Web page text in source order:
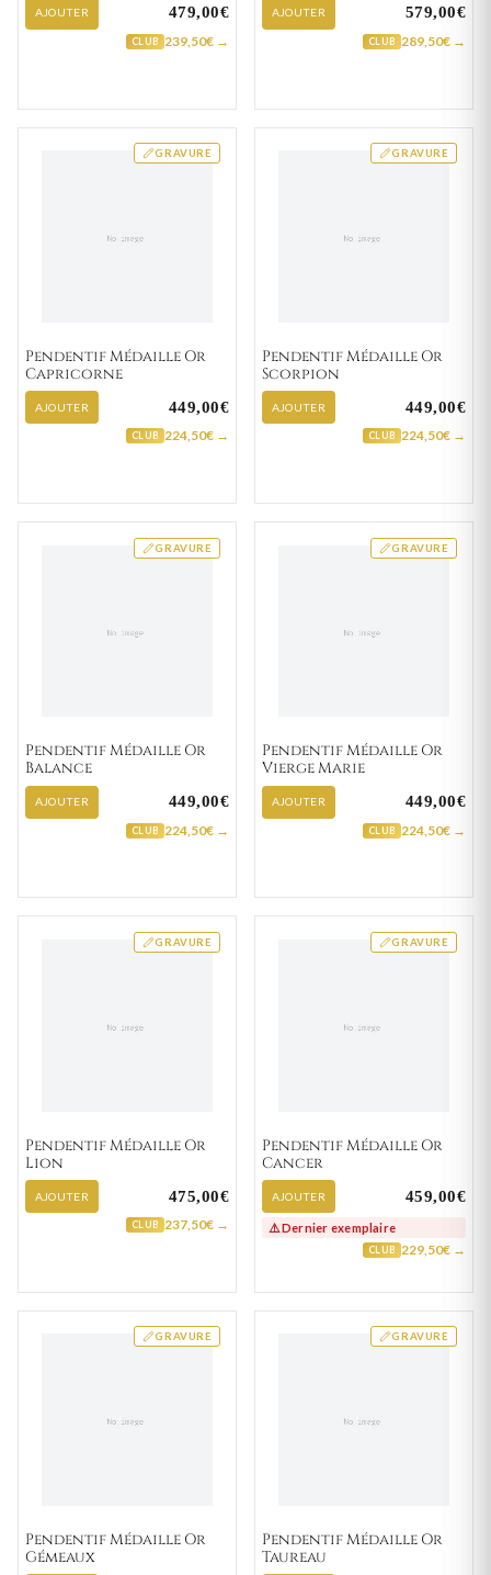
AJOUTER 479,00€
CLUB 239,50€ →
AJOUTER 579,00€
CLUB 289,50€ →
GRAVURE
Pendentif Médaille Or
Capricorne
AJOUTER 449,00€
CLUB 224,50€ →
GRAVURE
Pendentif Médaille Or
Scorpion
AJOUTER 449,00€
CLUB 224,50€ →
GRAVURE
Pendentif Médaille Or
Balance
AJOUTER 449,00€
CLUB 224,50€ →
GRAVURE
Pendentif Médaille Or
Vierge Marie
AJOUTER 449,00€
CLUB 224,50€ →
GRAVURE
Pendentif Médaille Or
Lion
AJOUTER 475,00€
CLUB 237,50€ →
GRAVURE
Pendentif Médaille Or
Cancer
AJOUTER 459,00€
⚠️ Dernier exemplaire
CLUB 229,50€ →
GRAVURE
Pendentif Médaille Or
Gémeaux
GRAVURE
Pendentif Médaille Or
Taureau